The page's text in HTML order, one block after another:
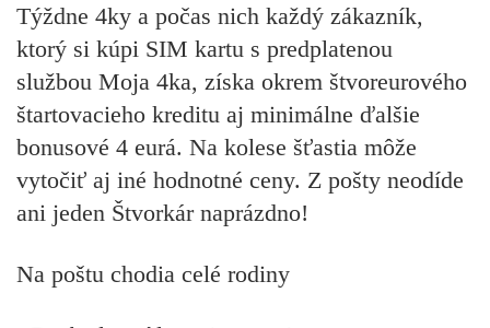
Týždne 4ky a počas nich každý zákazník,
ktorý si kúpi SIM kartu s predplatenou
službou Moja 4ka, získa okrem štvoreurového
štartovacieho kreditu aj minimálne ďalšie
bonusové 4 eurá. Na kolese šťastia môže
vytočiť aj iné hodnotné ceny. Z pošty neodíde
ani jeden Štvorkár naprázdno!
Na poštu chodia celé rodiny